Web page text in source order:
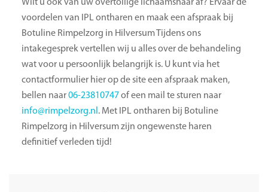
Wilt u ook van uw overtollige lichaamshaar af? Ervaar de
voordelen van IPL ontharen en maak een afspraak bij
Botuline Rimpelzorg in Hilversum Tijdens ons
intakegesprek vertellen wij u alles over de behandeling
wat voor u persoonlijk belangrijk is. U kunt via het
contactformulier hier op de site een afspraak maken,
bellen naar06-23810747of een mail te sturen naar
info@rimpelzorg.nl. Met IPL ontharen bij Botuline
Rimpelzorg in Hilversum zijn ongewenste haren
definitief verleden tijd!